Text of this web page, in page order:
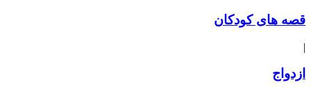
قصه های کودکان
|
ازدواج